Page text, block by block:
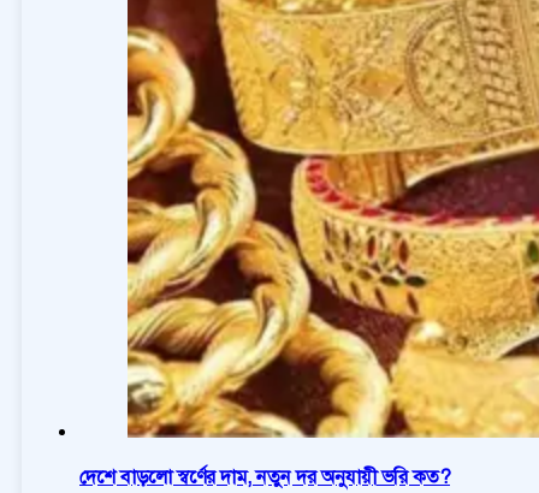
দেশে বাড়লো স্বর্ণের দাম, নতুন দর অনুযায়ী ভরি কত?